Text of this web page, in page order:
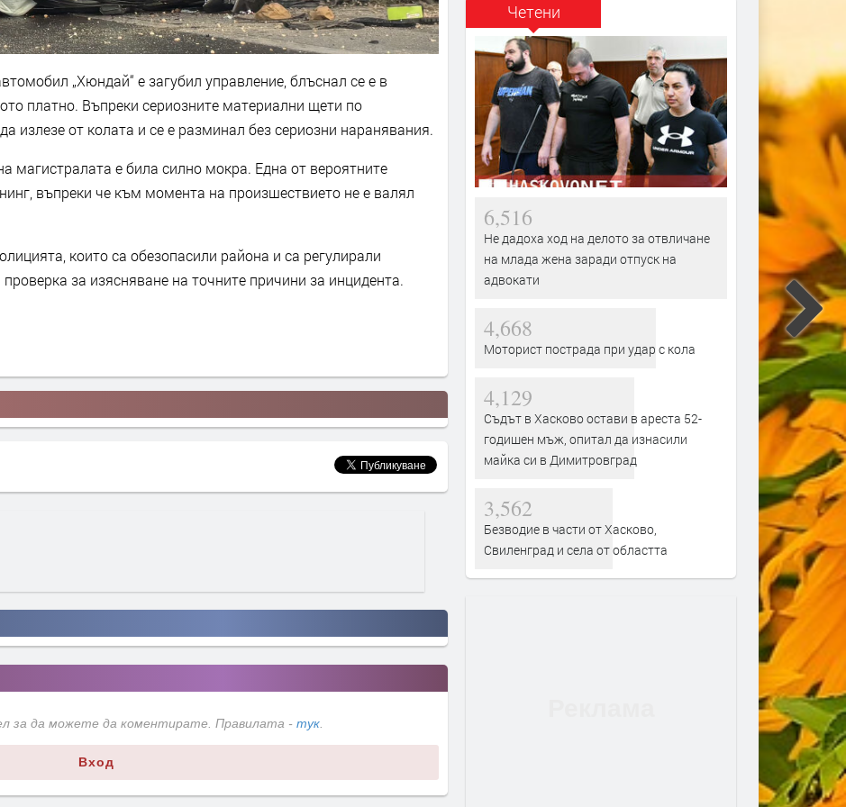
„Хюндай“ е загубил управление, блъснал се е в
платно. Въпреки сериозните материални щети по
излезе от колата и се е разминал без сериозни наранявания.
магистралата е била силно мокра. Една от вероятните
въпреки че към момента на произшествието не е валял
които са обезопасили района и са регулирали
за изясняване на точните причини за инцидента.
за да можете да коментирате. Правилата - тук
Вход
Четени
6,516
Не дадоха ход на делото за отвличане
на млада жена заради отпуск на
адвокати
4,668
Моторист пострада при удар с кола
4,129
Съдът в Хасково остави в ареста 52-
годишен мъж, опитал да изнасили
майка си в Димитровград
3,562
Безводие в части от Хасково,
Свиленград и села от областта